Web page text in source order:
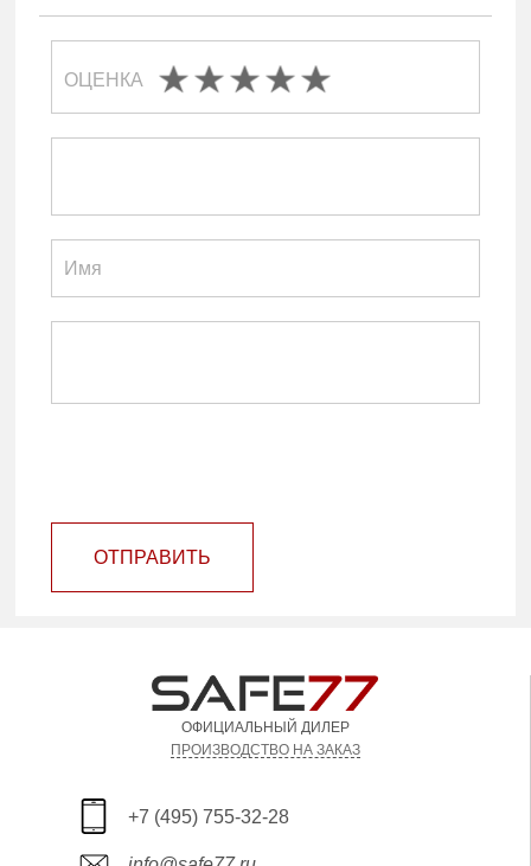
ОЦЕНКА
ОТПРАВИТЬ
ОФИЦИАЛЬНЫЙ ДИЛЕР
ПРОИЗВОДСТВО НА ЗАКАЗ
+7 (495) 755-32-28